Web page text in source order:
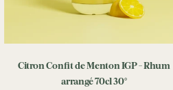
Citron Confit de Menton IGP - Rhum
arrangé 70cl 30°